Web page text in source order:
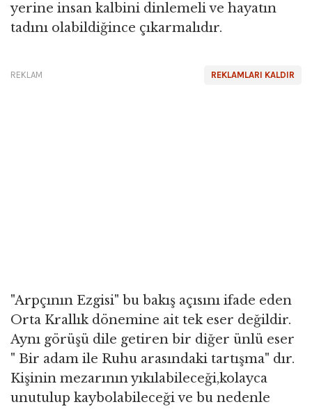
yerine insan kalbini dinlemeli ve hayatın
tadını olabildiğince çıkarmalıdır.
REKLAMLARI KALDIR
REKLAM
"Arpçının Ezgisi" bu bakış açısını ifade eden
Orta Krallık dönemine ait tek eser değildir.
Aynı görüşü dile getiren bir diğer ünlü eser
" Bir adam ile Ruhu arasındaki tartışma" dır.
Kişinin mezarının yıkılabileceği,kolayca
unutulup kaybolabileceği ve bu nedenle